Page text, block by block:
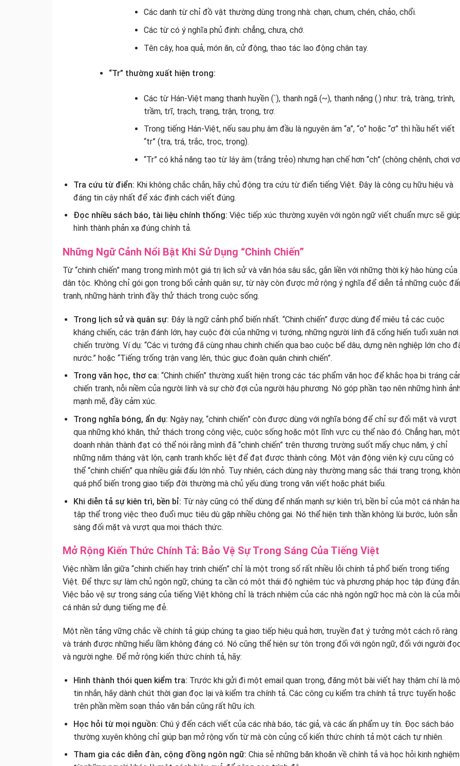
Các danh từ chỉ đồ vật thường dùng trong nhà: chạn, chum, chén, chảo, chổi.
Các từ có ý nghĩa phủ định: chẳng, chưa, chớ.
Tên cây, hoa quả, món ăn, cử động, thao tác lao động chân tay.
“Tr” thường xuất hiện trong:
Các từ Hán-Việt mang thanh huyền (`), thanh ngã (~), thanh nặng (.) như: trà, tràng, trình,
trầm, trĩ, trạch, trạng, trận, trọng, trợ.
Trong tiếng Hán-Việt, nếu sau phụ âm đầu là nguyên âm “a”, “o” hoặc “ơ” thì hầu hết viết
“tr” (tra, trá, trắc, trọc, trọng).
“Tr” có khả năng tạo từ láy âm (trắng trẻo) nhưng hạn chế hơn “ch” (chông chênh, chơi
Tra cứu từ điển: Khi không chắc chắn, hãy chủ động tra cứu từ điển tiếng Việt. Đây là công cụ hữu hiệu và
đáng tin cậy nhất để xác định cách viết đúng.
Đọc nhiều sách báo, tài liệu chính thống: Việc tiếp xúc thường xuyên với ngôn ngữ viết chuẩn mực sẽ
hình thành phản xạ đúng chính tả.
Những Ngữ Cảnh Nổi Bật Khi Sử Dụng “Chinh Chiến”
Từ “chinh chiến” mang trong mình một giá trị lịch sử và văn hóa sâu sắc, gắn liền với những thời kỳ hào hùng của
dân tộc. Không chỉ gói gọn trong bối cảnh quân sự, từ này còn được mở rộng ý nghĩa để diễn tả những cuộc
tranh, những hành trình đầy thử thách trong cuộc sống.
Trong lịch sử và quân sự: Đây là ngữ cảnh phổ biến nhất. “Chinh chiến” được dùng để miêu tả các cuộc
kháng chiến, các trận đánh lớn, hay cuộc đời của những vị tướng, những người lính đã cống hiến tuổi xuân nơi
chiến trường. Ví dụ: “Các vị tướng đã cùng nhau chinh chiến qua bao cuộc bể dâu, dựng nên nghiệp lớn cho
nước.” hoặc “Tiếng trống trận vang lên, thúc giục đoàn quân chinh chiến”.
Trong văn học, thơ ca: “Chinh chiến” thường xuất hiện trong các tác phẩm văn học để khắc họa bi tráng
chiến tranh, nỗi niềm của người lính và sự chờ đợi của người hậu phương. Nó góp phần tạo nên những hình
mạnh mẽ, đầy cảm xúc.
Trong nghĩa bóng, ẩn dụ: Ngày nay, “chinh chiến” còn được dùng với nghĩa bóng để chỉ sự đối mặt và vượt
qua những khó khăn, thử thách trong công việc, cuộc sống hoặc một lĩnh vực cụ thể nào đó. Chẳng hạn, một
doanh nhân thành đạt có thể nói rằng mình đã “chinh chiến” trên thương trường suốt mấy chục năm, ý chỉ
những năm tháng vật lộn, cạnh tranh khốc liệt để đạt được thành công. Một vận động viên kỳ cựu cũng có
thể “chinh chiến” qua nhiều giải đấu lớn nhỏ. Tuy nhiên, cách dùng này thường mang sắc thái trang trọng,
quá phổ biến trong giao tiếp đời thường mà chủ yếu dùng trong văn viết hoặc phát biểu.
Khi diễn tả sự kiên trì, bền bỉ: Từ này cũng có thể dùng để nhấn mạnh sự kiên trì, bền bỉ của một cá nhân
tập thể trong việc theo đuổi mục tiêu dù gặp nhiều chông gai. Nó thể hiện tinh thần không lùi bước, luôn sẵn
sàng đối mặt và vượt qua mọi thách thức.
Mở Rộng Kiến Thức Chính Tả: Bảo Vệ Sự Trong Sáng Của Tiếng Việt
Việc nhầm lẫn giữa “chinh chiến hay trinh chiến” chỉ là một trong số rất nhiều lỗi chính tả phổ biến trong tiếng
Việt. Để thực sự làm chủ ngôn ngữ, chúng ta cần có một thái độ nghiêm túc và phương pháp học tập đúng đắn.
Việc bảo vệ sự trong sáng của tiếng Việt không chỉ là trách nhiệm của các nhà ngôn ngữ học mà còn là của mỗi
cá nhân sử dụng tiếng mẹ đẻ.
Một nền tảng vững chắc về chính tả giúp chúng ta giao tiếp hiệu quả hơn, truyền đạt ý tưởng một cách rõ ràng
và tránh được những hiểu lầm không đáng có. Nó cũng thể hiện sự tôn trọng đối với ngôn ngữ, đối với người
và người nghe. Để mở rộng kiến thức chính tả, hãy:
Hình thành thói quen kiểm tra: Trước khi gửi đi một email quan trọng, đăng một bài viết hay thậm chí là
tin nhắn, hãy dành chút thời gian đọc lại và kiểm tra chính tả. Các công cụ kiểm tra chính tả trực tuyến hoặc
trên phần mềm soạn thảo văn bản cũng rất hữu ích.
Học hỏi từ mọi nguồn: Chú ý đến cách viết của các nhà báo, tác giả, và các ấn phẩm uy tín. Đọc sách báo
thường xuyên không chỉ giúp bạn mở rộng vốn từ mà còn củng cố kiến thức chính tả một cách tự nhiên.
Tham gia các diễn đàn, cộng đồng ngôn ngữ: Chia sẻ những băn khoăn về chính tả và học hỏi kinh nghiệm